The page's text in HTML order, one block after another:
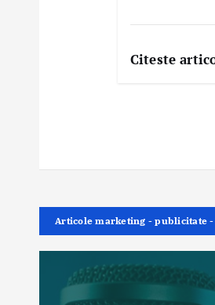
Citeste
Articole marketing - publicitate